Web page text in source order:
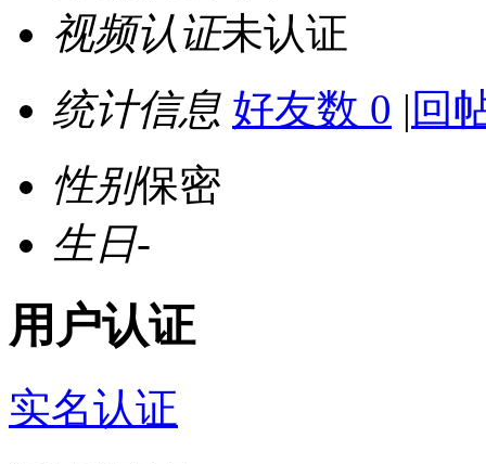
视频认证未认证
统计信息 好友数 0 | 回
性别保密
生日-
用户认证
实名认证